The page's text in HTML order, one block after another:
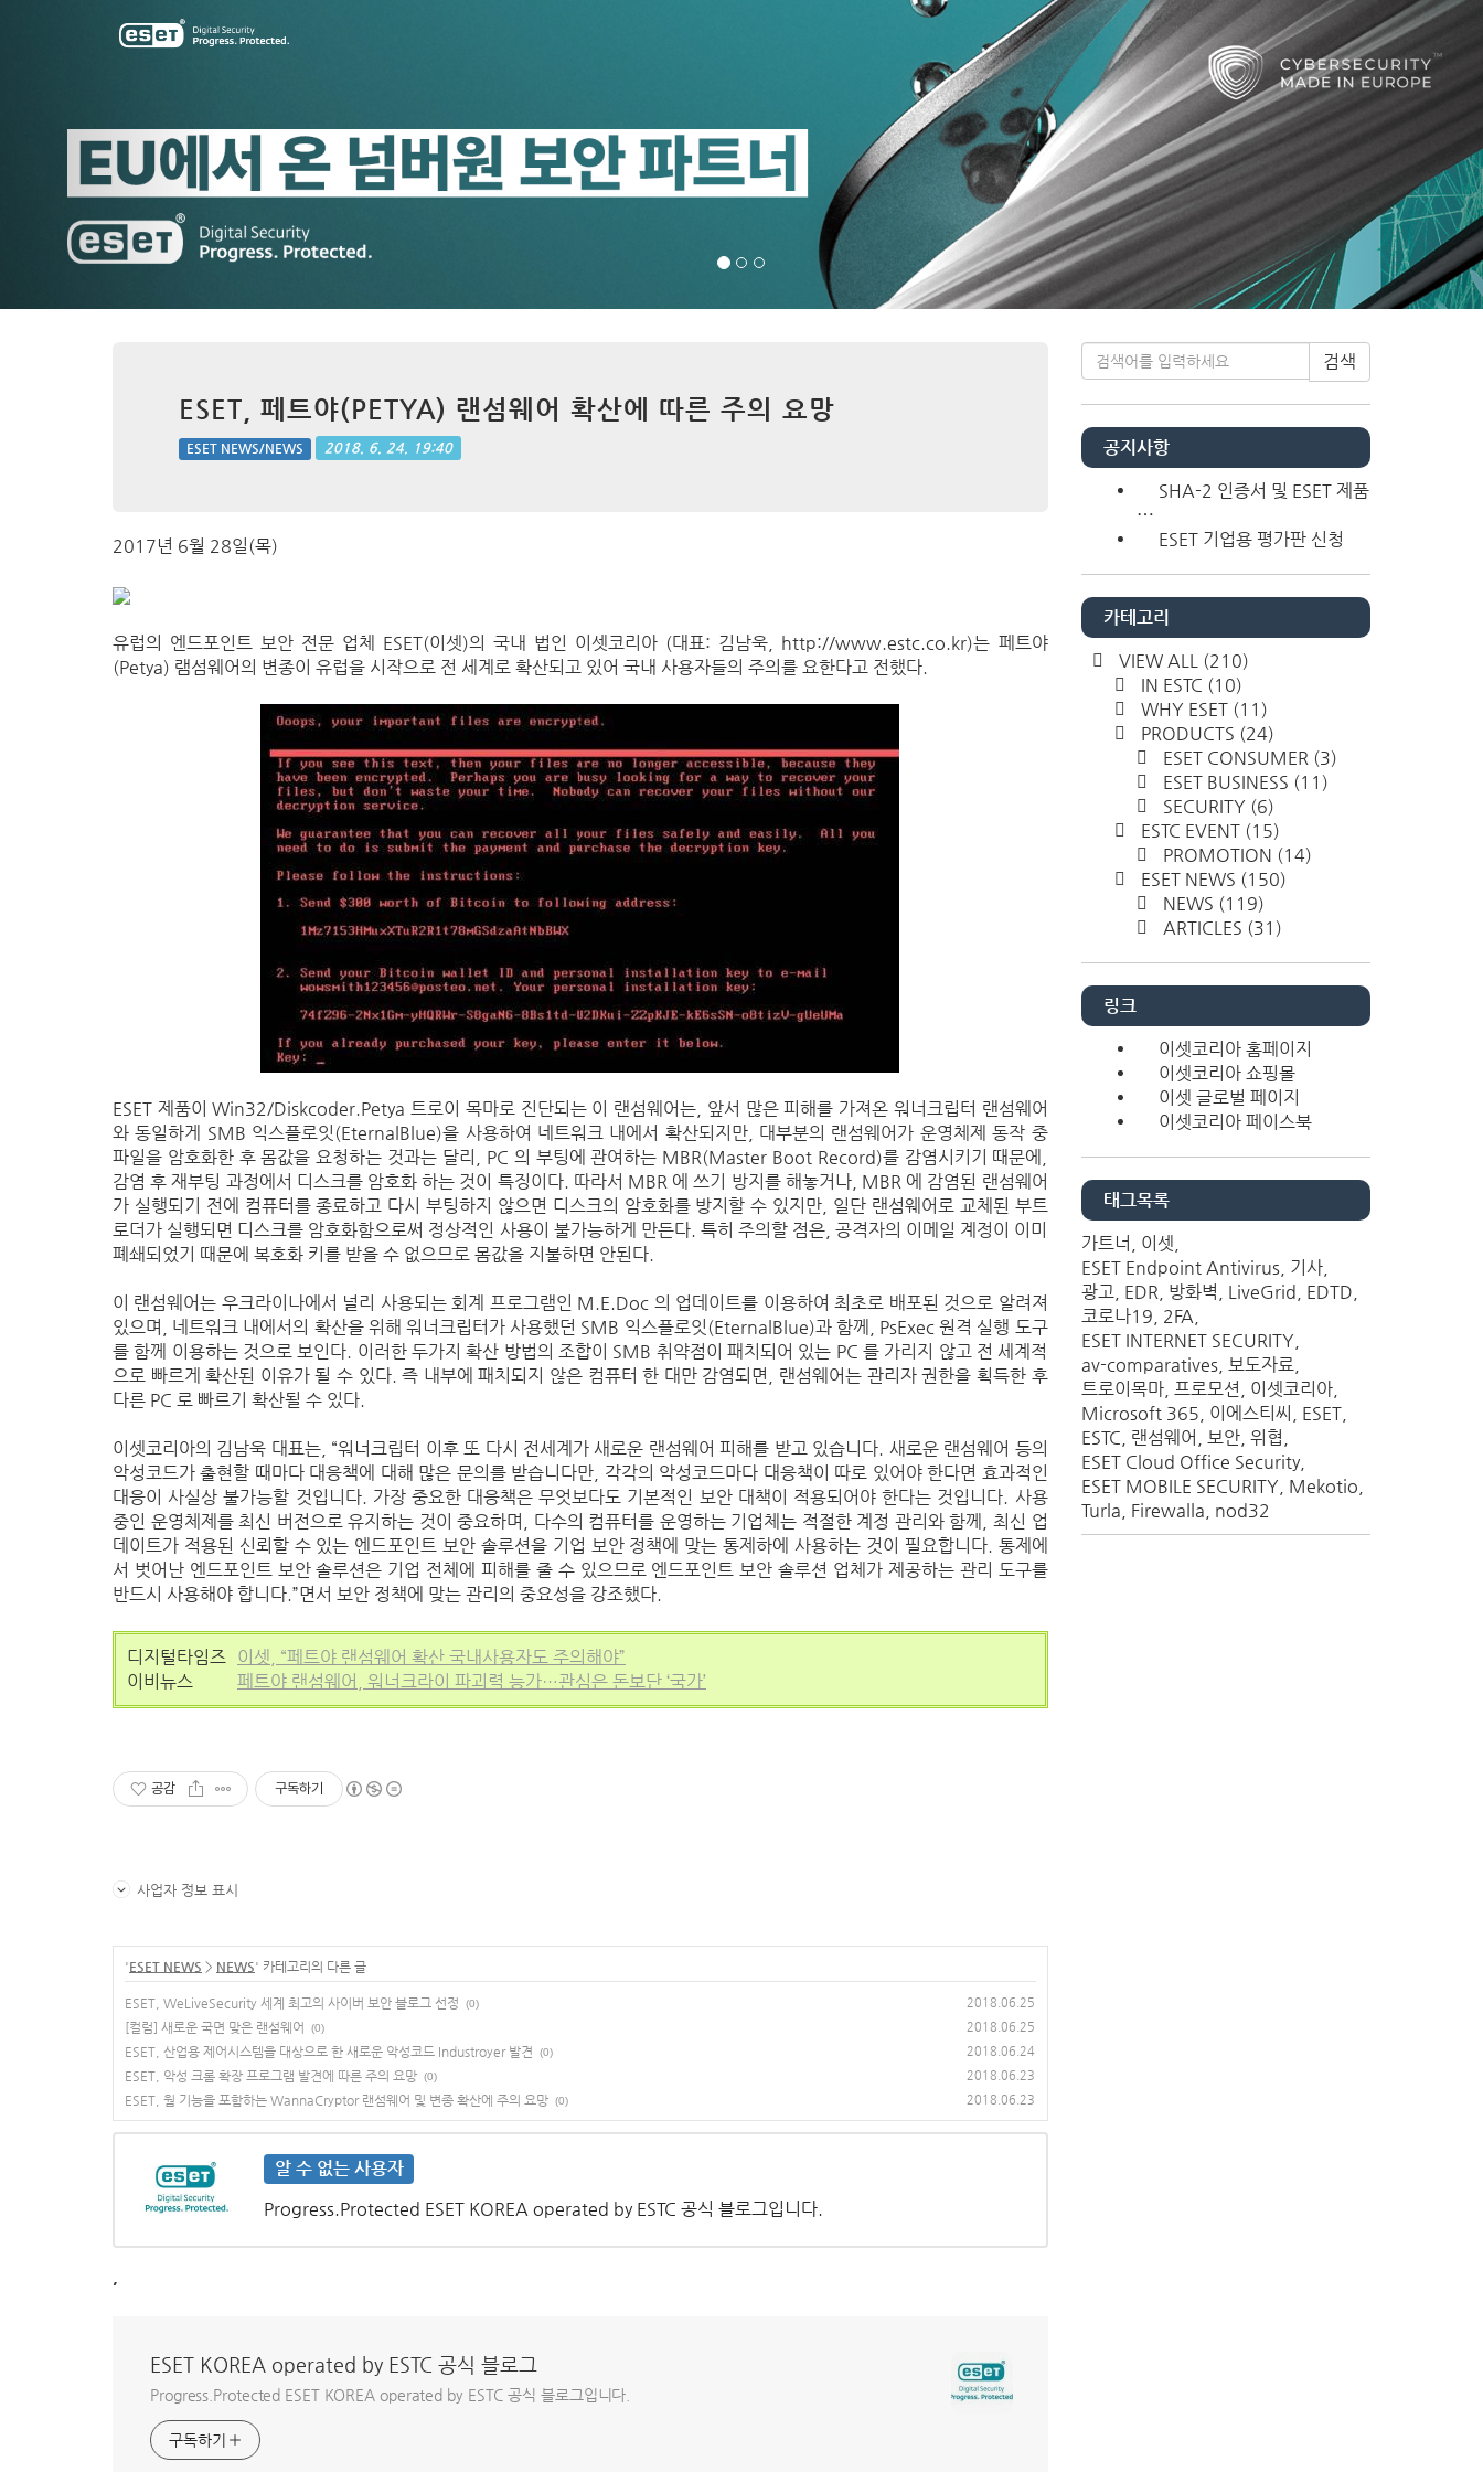
Previous Next
ESET, 페트야(PETYA) 랜섬웨어 확산에 따른 주의 요망
ESET NEWS/NEWS 2018. 6. 24. 19:40
2017년 6월 28일(목)
유럽의 엔드포인트 보안 전문 업체 ESET(이셋)의 국내 법인 이셋코리아 (대표: 김남욱, http://www.estc.co.kr)는 페트야
(Petya) 램섬웨어의 변종이 유럽을 시작으로 전 세계로 확산되고 있어 국내 사용자들의 주의를 요한다고 전했다.
ESET 제품이 Win32/Diskcoder.Petya 트로이 목마로 진단되는 이 랜섬웨어는, 앞서 많은 피해를 가져온 워너크립터 랜섬웨어
와 동일하게 SMB 익스플로잇(EternalBlue)을 사용하여 네트워크 내에서 확산되지만, 대부분의 랜섬웨어가 운영체제 동작 중
파일을 암호화한 후 몸값을 요청하는 것과는 달리, PC 의 부팅에 관여하는 MBR(Master Boot Record)를 감염시키기 때문에,
감염 후 재부팅 과정에서 디스크를 암호화 하는 것이 특징이다. 따라서 MBR 에 쓰기 방지를 해놓거나, MBR 에 감염된 랜섬웨어
가 실행되기 전에 컴퓨터를 종료하고 다시 부팅하지 않으면 디스크의 암호화를 방지할 수 있지만, 일단 랜섬웨어로 교체된 부트
로더가 실행되면 디스크를 암호화함으로써 정상적인 사용이 불가능하게 만든다. 특히 주의할 점은, 공격자의 이메일 계정이 이미
폐쇄되었기 때문에 복호화 키를 받을 수 없으므로 몸값을 지불하면 안된다.
이 랜섬웨어는 우크라이나에서 널리 사용되는 회계 프로그램인 M.E.Doc 의 업데이트를 이용하여 최초로 배포된 것으로 알려져
있으며, 네트워크 내에서의 확산을 위해 워너크립터가 사용했던 SMB 익스플로잇(EternalBlue)과 함께, PsExec 원격 실행 도구
를 함께 이용하는 것으로 보인다. 이러한 두가지 확산 방법의 조합이 SMB 취약점이 패치되어 있는 PC 를 가리지 않고 전 세계적
으로 빠르게 확산된 이유가 될 수 있다. 즉 내부에 패치되지 않은 컴퓨터 한 대만 감염되면, 랜섬웨어는 관리자 권한을 획득한 후
다른 PC 로 빠르기 확산될 수 있다.
이셋코리아의 김남욱 대표는, “워너크립터 이후 또 다시 전세계가 새로운 랜섬웨어 피해를 받고 있습니다. 새로운 랜섬웨어 등의
악성코드가 출현할 때마다 대응책에 대해 많은 문의를 받습니다만, 각각의 악성코드마다 대응책이 따로 있어야 한다면 효과적인
대응이 사실상 불가능할 것입니다. 가장 중요한 대응책은 무엇보다도 기본적인 보안 대책이 적용되어야 한다는 것입니다. 사용
중인 운영체제를 최신 버전으로 유지하는 것이 중요하며, 다수의 컴퓨터를 운영하는 기업체는 적절한 계정 관리와 함께, 최신 업
데이트가 적용된 신뢰할 수 있는 엔드포인트 보안 솔루션을 기업 보안 정책에 맞는 통제하에 사용하는 것이 필요합니다. 통제에
서 벗어난 엔드포인트 보안 솔루션은 기업 전체에 피해를 줄 수 있으므로 엔드포인트 보안 솔루션 업체가 제공하는 관리 도구를
반드시 사용해야 합니다.”면서 보안 정책에 맞는 관리의 중요성을 강조했다.
디지털타임즈 이셋, “페트야 랜섬웨어 확산 국내사용자도 주의해야”
이비뉴스
페트야 랜섬웨어, 워너크라이 파괴력 능가…관심은 돈보단 ‘국가’
공감 구독하기
사업자 정보 표시
'ESET NEWS > NEWS' 카테고리의 다른 글
ESET, WeLiveSecurity 세계 최고의 사이버 보안 블로그 선정 (0) 2018.06.25
[컬럼] 새로운 국면 맞은 랜섬웨어 (0) 2018.06.25
ESET, 산업용 제어시스템을 대상으로 한 새로운 악성코드 Industroyer 발견 (0) 2018.06.24
ESET, 악성 크롬 확장 프로그램 발견에 따른 주의 요망 (0) 2018.06.23
ESET, 웜 기능을 포함하는 WannaCryptor 랜섬웨어 및 변종 확산에 주의 요망 (0) 2018.06.23
알 수 없는 사용자
Progress.Protected ESET KOREA operated by ESTC 공식 블로그입니다.
ESET KOREA operated by ESTC 공식 블로그
Progress.Protected ESET KOREA operated by ESTC 공식 블로그입니다.
구독하기
검색
공지사항
SHA-2 인증서 및 ESET 제품
⋯
ESET 기업용 평가판 신청
카테고리
VIEW ALL (210)
IN ESTC (10)
WHY ESET (11)
PRODUCTS (24)
ESET CONSUMER (3)
ESET BUSINESS (11)
SECURITY (6)
ESTC EVENT (15)
PROMOTION (14)
ESET NEWS (150)
NEWS (119)
ARTICLES (31)
링크
이셋코리아 홈페이지
이셋코리아 쇼핑몰
이셋 글로벌 페이지
이셋코리아 페이스북
태그목록
가트너
이셋
ESET Endpoint Antivirus 기사
광고 EDR 방화벽 LiveGrid EDTD
코로나19 2FA
ESET INTERNET SECURITY
av-comparatives 보도자료
트로이목마 프로모션
이셋코리아
Microsoft 365 이에스티씨
ESET
ESTC 랜섬웨어 보안 위협
ESET Cloud Office Security
ESET MOBILE SECURITY Mekotio
Turla Firewalla nod32
티스토리툴바